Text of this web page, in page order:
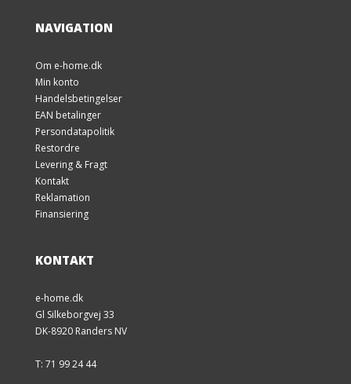
NAVIGATION
Om e-home.dk
Min konto
Handelsbetingelser
EAN betalinger
Persondatapolitik
Restordre
Levering & Fragt
Kontakt
Reklamation
Finansiering
KONTAKT
e-home.dk
Gl Silkeborgvej 33
DK-8920 Randers NV
T: 71 99 24 44